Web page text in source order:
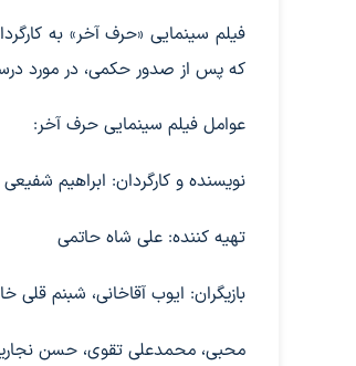
فیلم سینمایی «حرف آخر» به
که پس از صدور حکمی، در مورد
عوامل فیلم سینمایی حرف آخر:
نویسنده و کارگردان: ابراهیم شفیعی
تهیه کننده: علی شاه حاتمی
بازیگران: ایوب آقاخانی، شبنم قلی
محبی، محمدعلی تقوی، حسن